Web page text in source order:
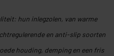
hun inlegzolen, van warme
en anti-slip soorten
houding, demping en een fris